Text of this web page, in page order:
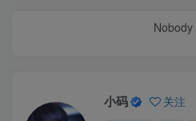
小码 关注